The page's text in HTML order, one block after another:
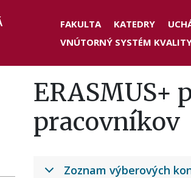
Header
menu
FAKULTA KATEDRY
VNÚTORNÝ SYSTÉM
ERASMUS+
pracovníkov
Zoznam výberových